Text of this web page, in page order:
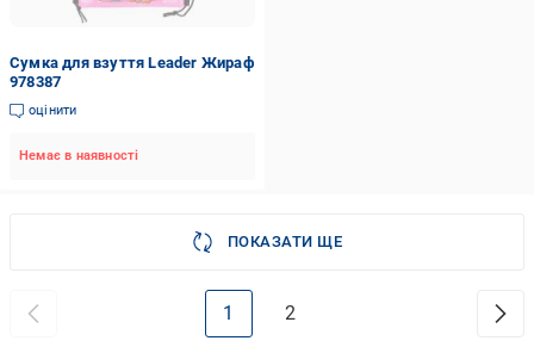
Сумка для взуття Leader Жираф
978387
оцінити
Немає в наявності
ПОКАЗАТИ ЩЕ
1 2